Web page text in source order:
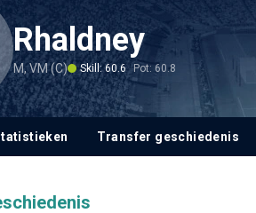
Rhaldney
M, VM (C) Skill: 60.6 Pot: 60.8
Transfer geschiedenis